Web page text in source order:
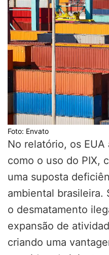
Foto: Envato
No relatório, os
como o uso do PIX,
uma suposta
ambiental brasileira.
o desmatamento
expansão de
criando uma